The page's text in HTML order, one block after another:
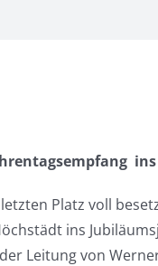
Platz voll
ins
Leitung von